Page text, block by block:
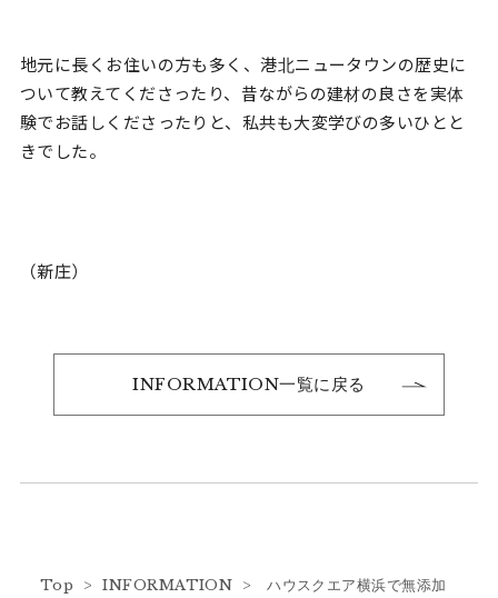
地元に長くお住いの方も多く、港北ニュータウンの歴史に
ついて教えてくださったり、昔ながらの建材の良さを実体
験でお話しくださったりと、私共も大変学びの多いひとと
きでした。
（新庄）
INFORMATION一覧に戻る
Top >INFORMATION > ハウスクエア横浜で無添加